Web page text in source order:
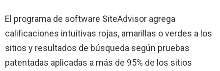
El programa de software SiteAdvisor agrega
calificaciones intuitivas rojas, amarillas o verdes a los
sitios y resultados de búsqueda según pruebas
patentadas aplicadas a más de 95% de los sitios